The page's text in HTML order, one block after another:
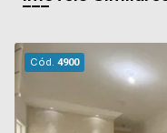
Cód.4900